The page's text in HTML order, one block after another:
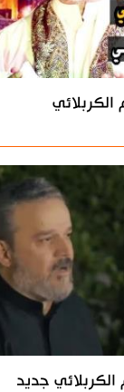
جديد